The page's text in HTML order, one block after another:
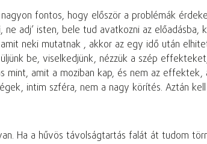
fontos, hogy először a problémák
adj’ isten, bele tud avatkozni az előadásba,
neki mutatnak , akkor az egy idő után
be, viselkedjünk, nézzük a szép
mint, amit a moziban kap, és nem az effektek,
intim szféra, nem a nagy körítés. Aztán
Ha a hűvös távolságtartás falát át tudom